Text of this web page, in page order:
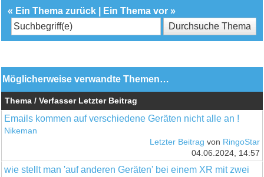
« Ein Thema zurück Ein Thema vor »
Möglicherweise verwandte Themen…
Thema / Verfasser Letzter Beitrag
Emails kommen auf verschiedene Geräten nicht alle an !
Nikeman
Letzter Beitrag von RingoStar
04.06.2024, 14:57
wie stellt man 'auf anderen Geräten' bei einem XR mit zwei